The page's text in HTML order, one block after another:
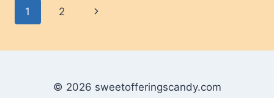
Page
1 2
Next
© 2026 sweetofferingscandy.com